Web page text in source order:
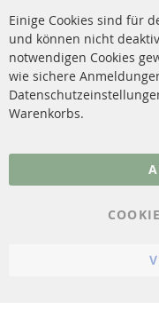
Katalysator (KAT)
Sensoren
FAQ
Einige Cookies sind für
und können nicht
notwendigen Cookies
wie sichere
Warenkorbs.